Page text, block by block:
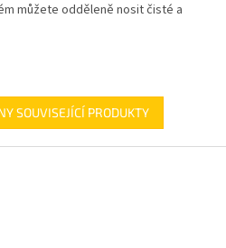
můžete odděleně nosit čisté a
SOUVISEJÍCÍ PRODUKTY